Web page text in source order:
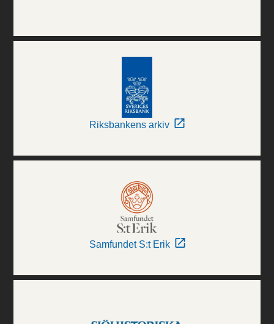
Riksbankens arkiv
Samfundet S:t Erik